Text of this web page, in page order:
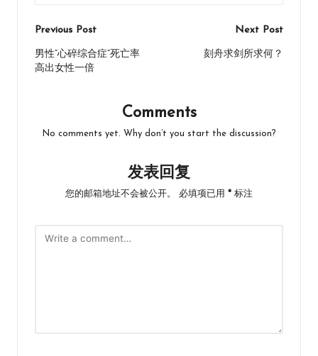
Post
navigation
Previous Post
男性“心碎综合症”死亡率
高出女性一倍
Next Post
刻舟求剑所求何？
Comments
No comments yet. Why don’t you start the discussion?
发表回复
您的邮箱地址不会被公开。 必填项已用 * 标注